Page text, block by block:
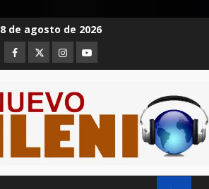
8 de agosto de 2026
Facebook
TwitterInstagram
Youtube